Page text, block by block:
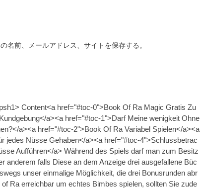
名前、メールアドレス、サイトを保存する。
Content<a href="#toc-0">Book Of Ra Magic Gratis Zu
a><a href="#toc-1">Darf Meine wenigkeit Ohne
a><a href="#toc-2">Book Of Ra Variabel Spielen</a><a
jedes Nüsse Gehaben</a><a href="#toc-4">Schlussbetrac
Aufführen</a> Während des Spiels darf man zum Besitz
anderem falls Diese an dem Anzeige drei ausgefallene Büc
unser einmalige Möglichkeit, die drei Bonusrunden abr
Ra erreichbar um echtes Bimbes spielen, sollten Sie zude